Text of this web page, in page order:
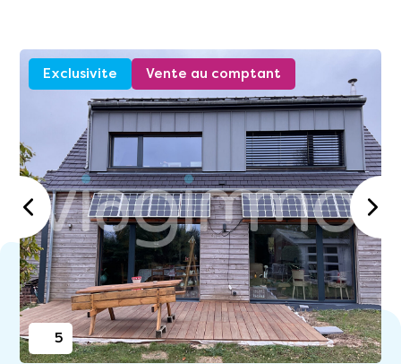
Exclusivite Vente au comptant
5